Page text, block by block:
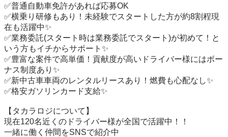
✅普通自動車免許があれば応募OK
✅横乗り研修もあり！未経験でスタートした方が約8割程現
在も活躍中✨
✅業務委託(スタート時は業務委託でスタート)が初めて！と
いう方もイチからサポート✨
✅豊富な案件で高単価！貢献度が高いドライバー様にはボー
ナス制度あり✨
✅新中古車車両のレンタルリースあり！燃費も心配なし✨
✅格安ガソリンカード支給✨
【タカラロジについて】
現在120名近くのドライバー様が全国で活躍中！！
一緒に働く仲間をSNSで紹介中